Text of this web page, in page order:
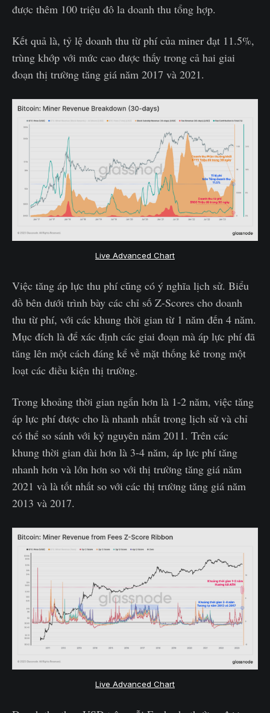
được thêm 100 triệu đô la doanh thu tổng hợp.
Kết quả là, tỷ lệ doanh thu từ phí của miner đạt 11.5%,
trùng khớp với mức cao được thấy trong cả hai giai
đoạn thị trường tăng giá năm 2017 và 2021.
Live Advanced Chart
Việc tăng áp lực thu phí cũng có ý nghĩa lịch sử. Biểu
đồ bên dưới trình bày các chỉ số Z-Scores cho doanh
thu từ phí, với các khung thời gian từ 1 năm đến 4 năm.
Mục đích là để xác định các giai đoạn mà áp lực phí đã
tăng lên một cách đáng kể về mặt thống kê trong một
loạt các điều kiện thị trường.
Trong khoảng thời gian ngắn hơn là 1-2 năm, việc tăng
áp lực phí được cho là nhanh nhất trong lịch sử và chỉ
có thể so sánh với kỷ nguyên năm 2011. Trên các
khung thời gian dài hơn là 3-4 năm, áp lực phí tăng
nhanh hơn và lớn hơn so với thị trường tăng giá năm
2021 và là tốt nhất so với các thị trường tăng giá năm
2013 và 2017.
Live Advanced Chart